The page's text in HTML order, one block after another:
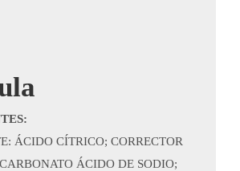
ÁCIDO CÍTRICO; CORRECTOR
ÁCIDO DE SODIO;